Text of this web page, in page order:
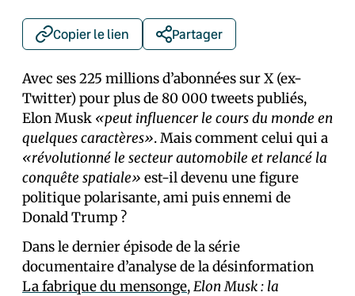
Copier le lien Partager
Avec ses 225 millions d’abonné·es sur X (ex-
Twitter) pour plus de 80 000 tweets publiés,
Elon Musk «peut influencer le cours du monde en
quelques caractères». Mais comment celui qui a
«révolutionné le secteur automobile et relancé la
conquête spatiale» est-il devenu une figure
politique polarisante, ami puis ennemi de
Donald Trump ?
Dans le dernier épisode de la série
documentaire d’analyse de la désinformation
La fabrique du mensonge,Elon Musk : la